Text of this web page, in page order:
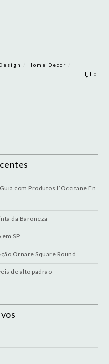
Home Decor
0
com Produtos L’Occitane En
da Baroneza
SP
Ornare Square Round
de alto padrão